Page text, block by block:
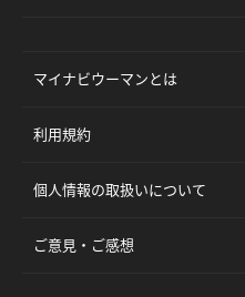
マイナビウーマンとは
利用規約
個人情報の取扱いについて
ご意見・ご感想